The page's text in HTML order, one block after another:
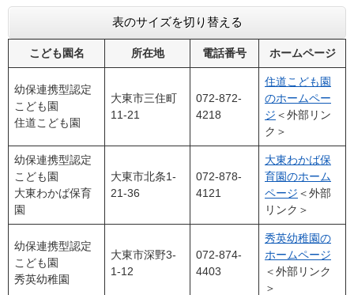
表のサイズを切り替える
こども園名 所在地 電話番号 ホームページ
幼保連携型認定
こども園
住道こども園
大東市三住町
11-21
072-872-
4218
住道こども園
のホームペー
ジ ＜外部リン
ク＞
幼保連携型認定
こども園
大東わかば保育
園
大東市北条1-
21-36
072-878-
4121
大東わかば保
育園のホーム
ページ ＜外部
リンク＞
幼保連携型認定
こども園
秀英幼稚園
大東市深野3-
1-12
072-874-
4403
秀英幼稚園の
ホームページ
＜外部リンク
＞